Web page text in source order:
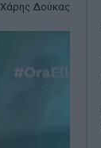
Χάρης Δούκας